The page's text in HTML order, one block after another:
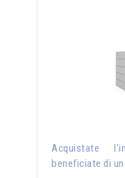
Acquistate
beneficiate di